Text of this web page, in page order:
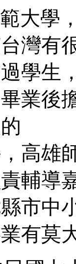
大學
灣有
學生
業後
高雄
輔導
市中
有莫